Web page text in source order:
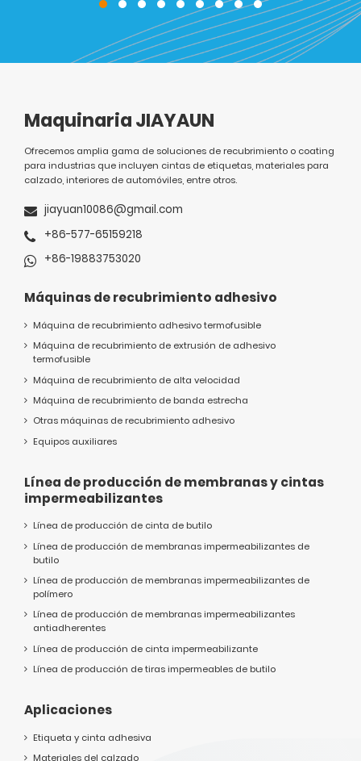
Maquinaria JIAYAUN
Ofrecemos amplia gama de soluciones de recubrimiento o coating
para industrias que incluyen cintas de etiquetas, materiales para
calzado, interiores de automóviles, entre otros.
jiayuan10086@gmail.com
+86-577-65159218
+86-19883753020
Máquinas de recubrimiento adhesivo
Máquina de recubrimiento adhesivo termofusible
Máquina de recubrimiento de extrusión de adhesivo
termofusible
Máquina de recubrimiento de alta velocidad
Máquina de recubrimiento de banda estrecha
Otras máquinas de recubrimiento adhesivo
Equipos auxiliares
Línea de producción de membranas y cintas
impermeabilizantes
Línea de producción de cinta de butilo
Línea de producción de membranas impermeabilizantes de
butilo
Línea de producción de membranas impermeabilizantes de
polímero
Línea de producción de membranas impermeabilizantes
antiadherentes
Línea de producción de cinta impermeabilizante
Línea de producción de tiras impermeables de butilo
Aplicaciones
Etiqueta y cinta adhesiva
Materiales del calzado